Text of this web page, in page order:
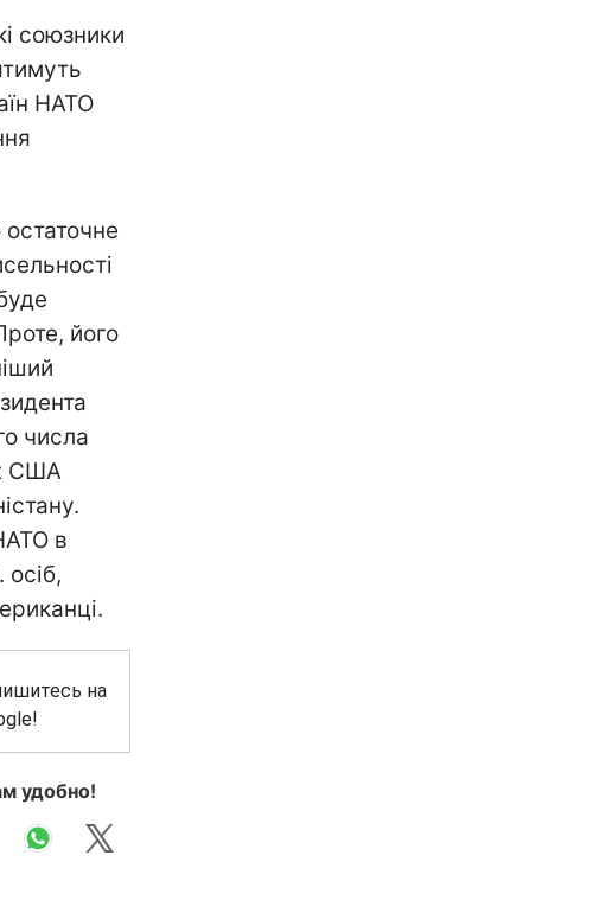
союзники
НАТО
його
числа
США
в
осіб,
на
удобно!